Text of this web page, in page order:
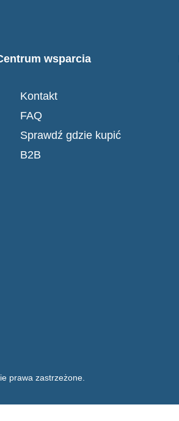
wsparcia
Kontakt
FAQ
Sprawdź gdzie kupić
B2B
prawa zastrzeżone.